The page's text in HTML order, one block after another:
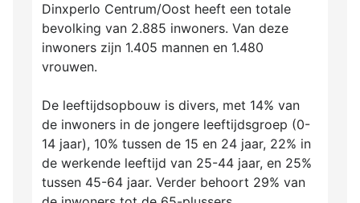
Dinxperlo Centrum/Oost heeft een totale
bevolking van 2.885 inwoners. Van deze
inwoners zijn 1.405 mannen en 1.480
vrouwen.
De leeftijdsopbouw is divers, met 14% van
de inwoners in de jongere leeftijdsgroep (0-
14 jaar), 10% tussen de 15 en 24 jaar, 22% in
de werkende leeftijd van 25-44 jaar, en 25%
tussen 45-64 jaar. Verder behoort 29% van